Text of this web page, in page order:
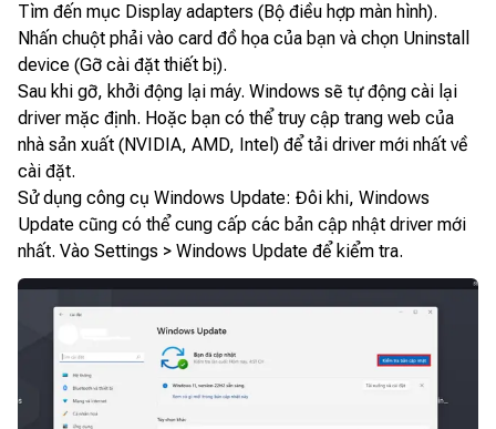
Tìm đến mục Display adapters (Bộ điều hợp màn hình).
Nhấn chuột phải vào card đồ họa của bạn và chọn Uninstall
device (Gỡ cài đặt thiết bị).
Sau khi gỡ, khởi động lại máy. Windows sẽ tự động cài lại
driver mặc định. Hoặc bạn có thể truy cập trang web của
nhà sản xuất (NVIDIA, AMD, Intel) để tải driver mới nhất về
cài đặt.
Sử dụng công cụ Windows Update: Đôi khi, Windows
Update cũng có thể cung cấp các bản cập nhật driver mới
nhất. Vào Settings > Windows Update để kiểm tra.